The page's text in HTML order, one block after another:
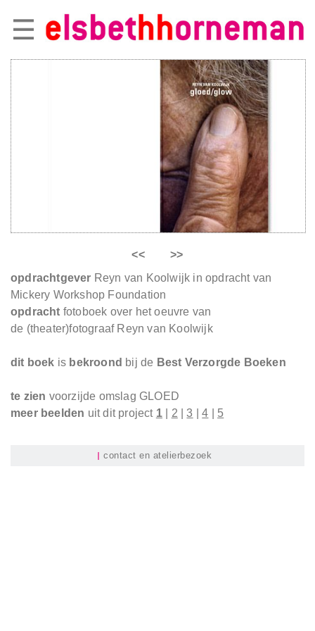
<<
>>
opdrachtgever Reyn van Koolwijk in opdracht van
Mickery Workshop Foundation
opdracht fotoboek over het oeuvre van
de (theater)fotograaf Reyn van Koolwijk
dit boek is bekroond bij de Best Verzorgde Boeken
te zien voorzijde omslag GLOED
meer beelden uit dit project 1 2 |3 |4 5
contact en atelierbezoek